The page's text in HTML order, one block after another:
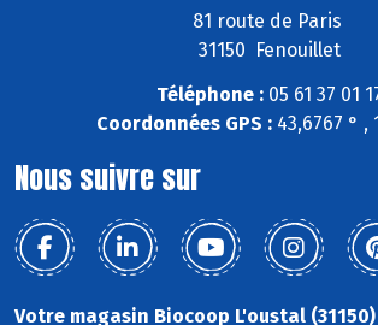
81 route de Paris
31150 Fenouillet
Téléphone : 05 61 37 01
Coordonnées GPS : 43,6767 ° ,
Nous suivre sur
Votre magasin Biocoop L'oustal